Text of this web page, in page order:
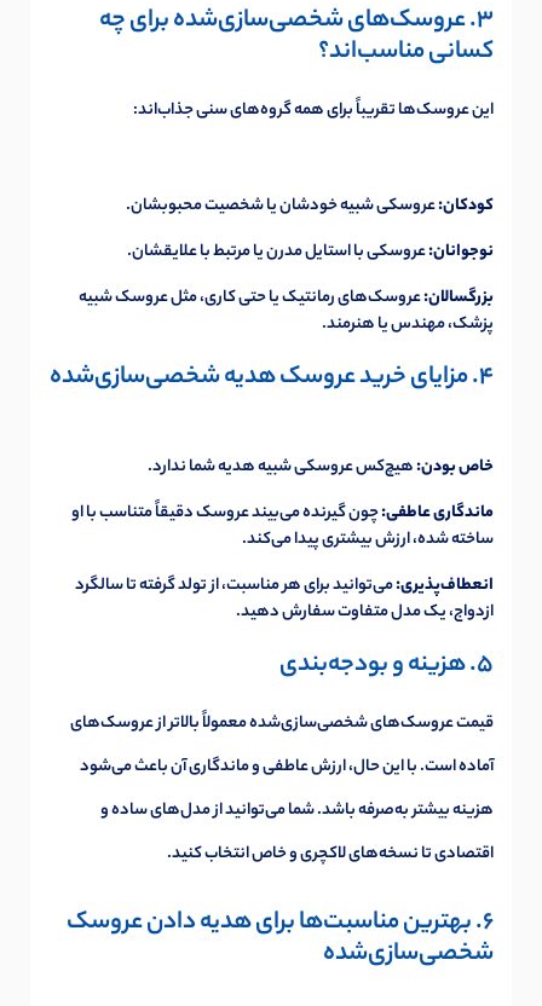
3. عروسک‌های شخصی‌سازی‌شده برای چه
کسانی مناسب‌اند؟
این عروسک‌ها تقریباً برای همه گروه‌های سنی جذاب‌اند:
کودکان:عروسکی شبیه خودشان یا شخصیت محبوبشان.
نوجوانان:عروسکی با استایل مدرن یا مرتبط با علایقشان.
بزرگسالان:عروسک‌های رمانتیک یا حتی کاری، مثل عروسک شبیه
پزشک، مهندس یا هنرمند.
4. مزایای خرید عروسک هدیه شخصی‌سازی‌شده
خاص بودن:هیچ‌کس عروسکی شبیه هدیه شما ندارد.
ماندگاری عاطفی:چون گیرنده می‌بیند عروسک دقیقاً متناسب با او
ساخته شده، ارزش بیشتری پیدا می‌کند.
انعطاف‌پذیری:می‌توانید برای هر مناسبت، از تولد گرفته تا سالگرد
ازدواج، یک مدل متفاوت سفارش دهید.
5. هزینه و بودجه‌بندی
قیمت عروسک‌های شخصی‌سازی‌شده معمولاً بالاتر از عروسک‌های
آماده است. با این حال، ارزش عاطفی و ماندگاری آن باعث می‌شود
هزینه بیشتر به‌صرفه باشد. شما می‌توانید از مدل‌های ساده و
اقتصادی تا نسخه‌های لاکچری و خاص انتخاب کنید.
6. بهترین مناسبت‌ها برای هدیه دادن عروسک
شخصی‌سازی‌شده